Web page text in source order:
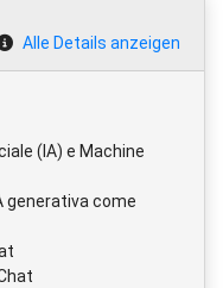
Alle Details anzeigen
(IA) e Machine
generativa come